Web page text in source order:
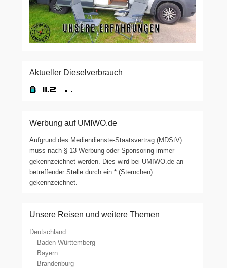
Aktueller Dieselverbrauch
Werbung auf UMIWO.de
Aufgrund des Mediendienste-Staatsvertrag (MDStV)
muss nach § 13 Werbung oder Sponsoring immer
gekennzeichnet werden. Dies wird bei UMIWO.de an
betreffender Stelle durch ein * (Sternchen)
gekennzeichnet.
Unsere Reisen und weitere Themen
Deutschland
Baden-Württemberg
Bayern
Brandenburg